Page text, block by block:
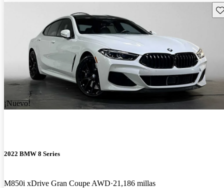
¡Nuevo!
2022 BMW 8 Series
M850i xDrive Gran Coupe AWD 21,186 millas